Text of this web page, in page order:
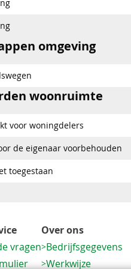
omgeving
woonruimte
voor woningdelers
de eigenaar voorbehouden
toegestaan
vragen
Over ons
Bedrijfsgegevens
Werkwijze